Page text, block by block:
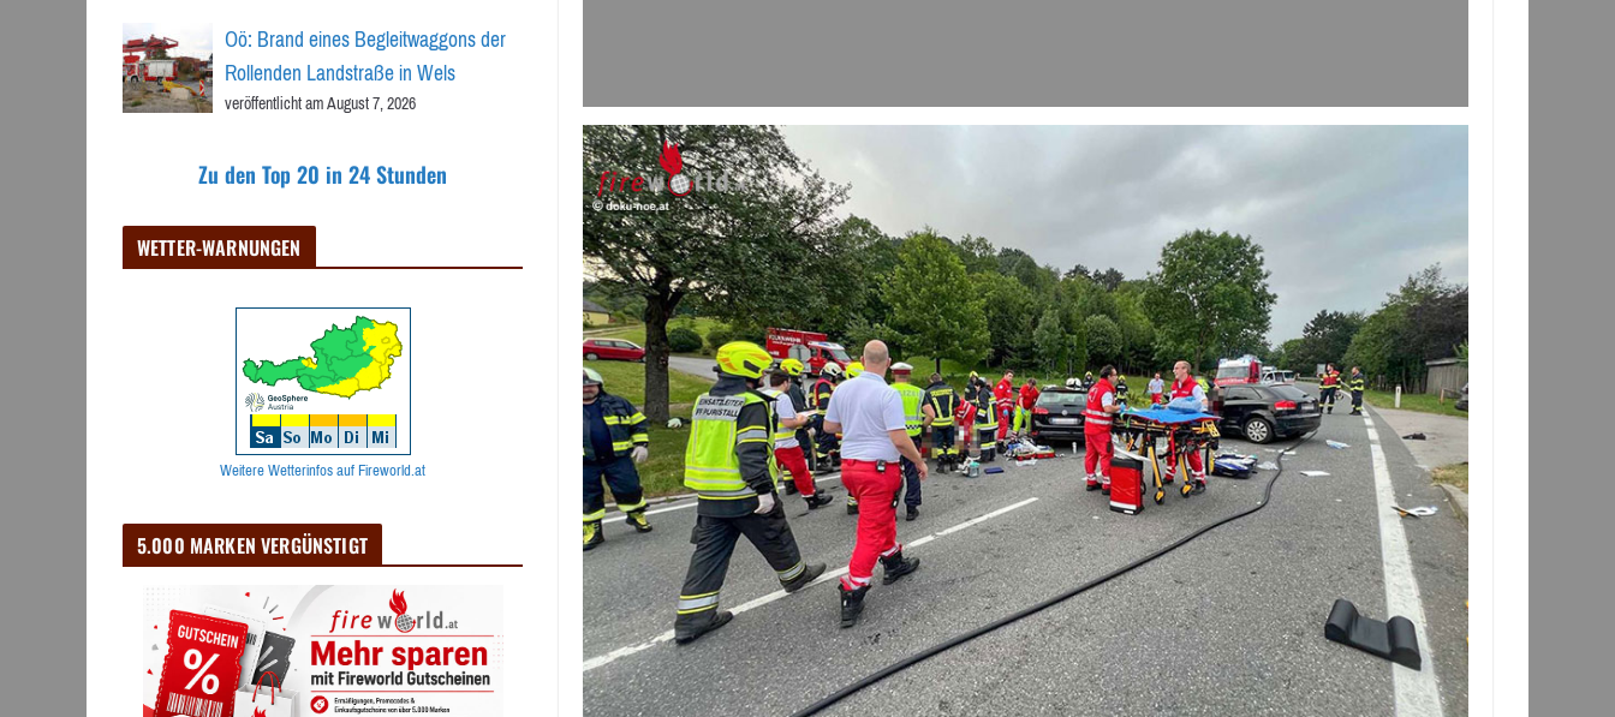
Oö: Brand eines Begleitwaggons der
Rollenden Landstraße in Wels
veröffentlicht am August 7, 2026
Zu den Top 20 in 24 Stunden
WETTER-WARNUNGEN
Weitere Wetterinfos auf Fireworld.at
5.000 MARKEN VERGÜNSTIGT